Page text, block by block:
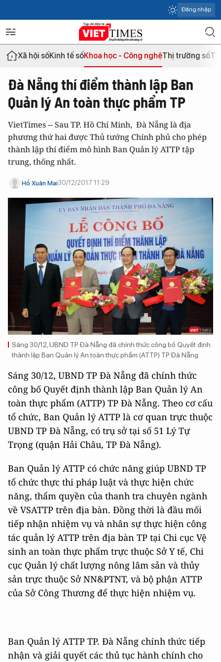
Đăng nhập
Xã hội sốKinh tế sốKhoa học - Công nghệThị trường số
Đà Nẵng thí điểm thành lập Ban
Quản lý An toàn thực phẩm TP
VietTimes -- Sau TP. Hồ Chí Minh, Đà Nẵng là địa
phương thứ hai được Thủ tướng Chính phủ cho phép
thành lập thí điểm mô hình Ban Quản lý ATTP tập
trung, thống nhất.
Hồ Xuân Mai30/12/2017 11:29
Sáng 30/12, UBND TP Đà Nẵng đã chính thức công bố Quyết định
thành lập Ban Quản lý An toàn thực phẩm (ATTP) TP Đà Nẵng
Sáng 30/12, UBND TP Đà Nẵng đã chính thức
công bố Quyết định thành lập Ban Quản lý An
toàn thực phẩm (ATTP) TP Đà Nẵng. Theo cơ cấu
tổ chức, Ban Quản lý ATTP là cơ quan trực thuộc
UBND TP Đà Nẵng, có trụ sở tại số 51 Lý Tự
Trọng (quận Hải Châu, TP Đà Nẵng).
Ban Quản lý ATTP có chức năng giúp UBND TP
tổ chức thực thi pháp luật và thực hiện chức
năng, thẩm quyền của thanh tra chuyên ngành
về VSATTP trên địa bàn. Đồng thời là đầu mối
tiếp nhận nhiệm vụ và nhân sự thực hiện công
tác quản lý ATTP trên địa bàn TP tại Chi cục Vệ
sinh an toàn thực phẩm trực thuộc Sở Y tế, Chi
cục Quản lý chất lượng nông lâm sản và thủy
sản trực thuộc Sở NN&PTNT, và bộ phận ATTP
của Sở Công Thương để thực hiện nhiệm vụ.
Ban Quản lý ATTP TP. Đà Nẵng chính thức tiếp
nhận và giải quyết các thủ tục hành chính cho